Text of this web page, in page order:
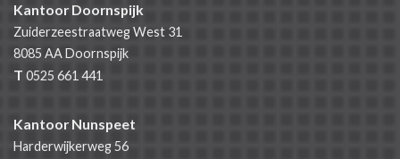
Kantoor Doornspijk
Zuiderzeestraatweg West 31
8085 AADoornspijk
T 0525 661 441
Kantoor Nunspeet
Harderwijkerweg 56